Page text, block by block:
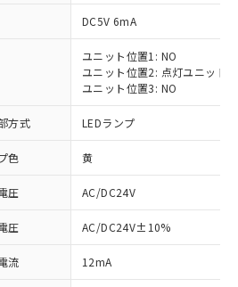
DC5V 6mA
ユニット位置1: NO
ユニット位置2: 点灯ユニット
ユニット位置3: NO
方式 LEDランプ
色 黄
圧 AC/DC24V
圧 AC/DC24V±10%
流 12mA
RoHS指令（10物質）の
製品が提供可能な商品で